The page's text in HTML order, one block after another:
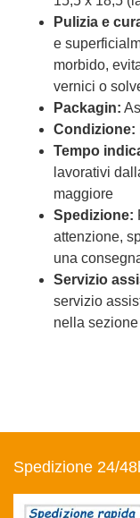
Pulizia e
e
morbido,
vernici o
Packagin:
Condizione:
Tempo
lavorativi
maggiore
Spedizione:
attenzione,
una
Servizio
servizio
nella
Spedizione 24/